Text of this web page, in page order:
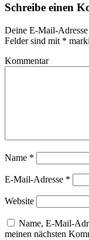
Schreibe einen
Deine E-Mail-
Felder sind mit *
Kommentar
Name *
E-Mail-Adresse *
Website
Name, E-Mail-
meinen nächsten